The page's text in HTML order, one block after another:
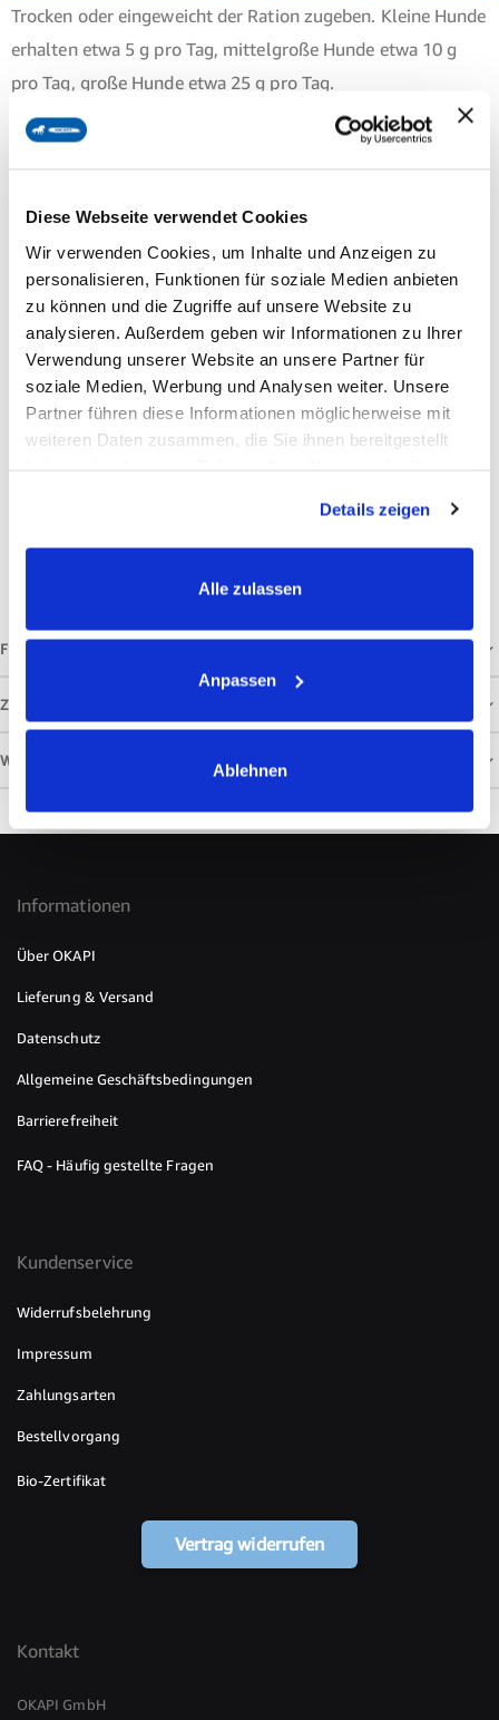
Diese Webseite verwendet Cookies
Wir verwenden Cookies, um Inhalte und Anzeigen zu
personalisieren, Funktionen für soziale Medien anbieten
zu können und die Zugriffe auf unsere Website zu
analysieren. Außerdem geben wir Informationen zu Ihrer
Verwendung unserer Website an unsere Partner für
soziale Medien, Werbung und Analysen weiter. Unsere
Partner führen diese Informationen möglicherweise mit
weiteren Daten zusammen, die Sie ihnen bereitgestellt
Details zeigen
Alle zulassen
Anpassen
Ablehnen
Trocken oder eingeweicht der Ration zugeben. Kleine Hunde
erhalten etwa 5 g pro Tag, mittelgroße Hunde etwa 10 g
pro Tag, große Hunde etwa 25 g pro Tag.
Zusammensetzung
Johanniskraut, Mistelkraut, Lapachorinde,
Meerrettichwurzel, Ginkgoblätter.
Analytische Bestandteile und Gehalte
Rohfaser: 22,6%
Rohprotein: 10,80%
Rohfett: 3,00%
Rohasche: 7,50%
FÜTTERUNGSEMPFEHLUNG
ZUSAMMENSETZUNG
WEITERE INFORMATIONEN
Informationen
Über OKAPI
Lieferung & Versand
Datenschutz
Allgemeine Geschäftsbedingungen
Barrierefreiheit
FAQ - Häufig gestellte Fragen
Kundenservice
Widerrufsbelehrung
Impressum
Zahlungsarten
Bestellvorgang
Bio-Zertifikat
Vertrag widerrufen
Kontakt
OKAPI GmbH